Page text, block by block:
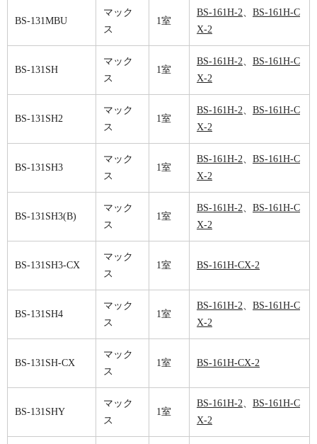
BS-131MBU
マック
ス
1室
BS-161H-2
BS-161H-C
X-2
BS-131SH
マック
ス
1室
BS-161H-2
BS-161H-C
X-2
BS-131SH2
マック
ス
1室
BS-161H-2
BS-161H-C
X-2
BS-131SH3
マック
ス
1室
BS-161H-2
BS-161H-C
X-2
BS-131SH3(B)
マック
ス
1室
BS-161H-2
BS-161H-C
X-2
BS-131SH3-CX
マック
ス
1室 BS-161H-CX-2
BS-131SH4
マック
ス
1室
BS-161H-2
BS-161H-C
X-2
BS-131SH-CX
マック
ス
1室 BS-161H-CX-2
BS-131SHY
マック
ス
1室
BS-161H-2
BS-161H-C
X-2